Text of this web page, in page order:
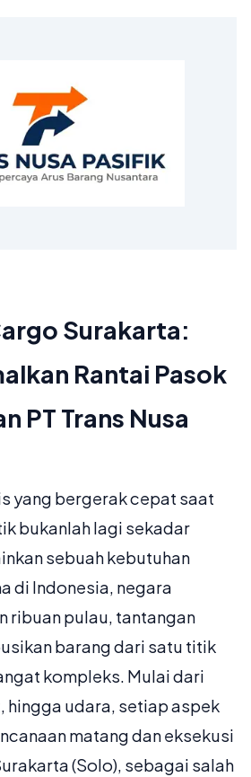
Surakarta:
Rantai Pasok
PT Trans Nusa
yang bergerak cepat saat
bukanlah lagi sekadar
sebuah kebutuhan
di Indonesia, negara
ribuan pulau, tantangan
barang dari satu titik
kompleks. Mulai dari
hingga udara, setiap aspek
matang dan eksekusi
(Solo), sebagai salah